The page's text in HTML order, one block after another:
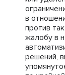
в
против
жалобу в
решений,